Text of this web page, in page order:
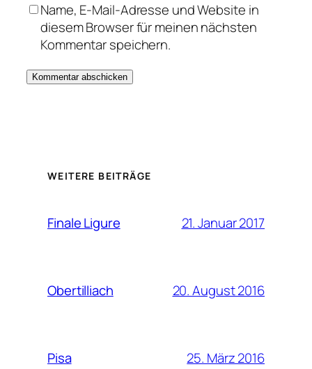
Name, E-Mail-Adresse und Website in
diesem Browser für meinen nächsten
Kommentar speichern.
WEITERE BEITRÄGE
Finale Ligure 21. Januar 2017
Obertilliach 20. August 2016
Pisa 25. März 2016